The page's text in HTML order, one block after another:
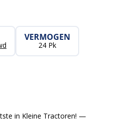
VERMOGEN
24 Pk
in Kleine Tractoren! —